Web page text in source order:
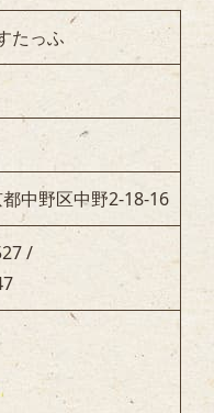
たっふ
中野区中野2-18-16
/